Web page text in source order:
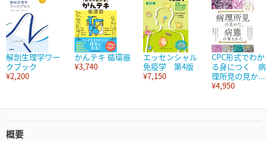
解剖生理学ワー
クブック
¥2,200
かんテキ 循環器
¥3,740
エッセンシャル
免疫学 第4版
¥7,150
CPC形式でわか
る身につく 病
理所見の見か...
¥4,950
概要